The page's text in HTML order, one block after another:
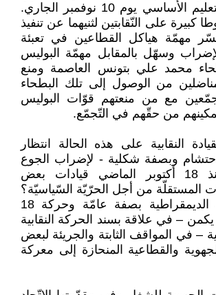
والنقابة العامة للتعليم الأساسي يوم 10 نوفمبر الجاري.
على النّقابتين لثنيهما عن تنفيذ
مهمّة هياكل القطاعين في تعبئة
وسهّل بالمقابل مهمّة البوليس
محمد علي بتونس العاصمة ومنع
من الوصول إلى تلك البطحاء
مع من منعتهم قوّات البوليس
من حقّهم في التّجمّع.
النقابية على هذه الحالة انتظار
وبصفة شكلية - لإضراب الجوع
الذي تخوضه منذ 18 أكتوبر الماضي قيادات بعض
المستقلّة من أجل الحرّيّة السّياسيّة؟
إنّ عزاء الحركة الديمقراطية بصفة عامّة وحركة 18
– في علاقة بسند الحركة النقابية
– في المواقف الثابتة والجريئة لبعض
الجهوية والقطاعية المنحازة إلى معركة